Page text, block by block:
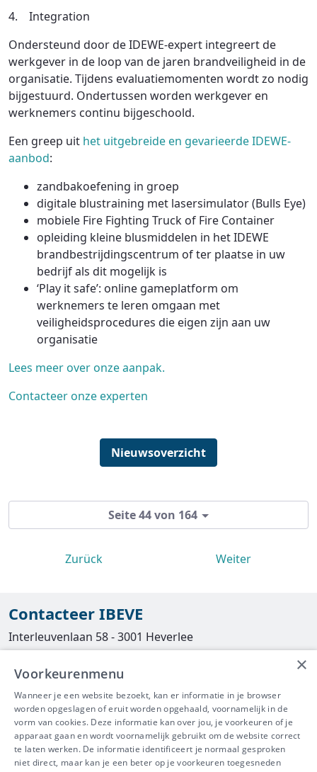
4. Integration
Ondersteund door de IDEWE-expert integreert de
werkgever in de loop van de jaren brandveiligheid in de
organisatie. Tijdens evaluatiemomenten wordt zo nodig
bijgestuurd. Ondertussen worden werkgever en
werknemers continu bijgeschoold.
Een greep uit het uitgebreide en gevarieerde IDEWE-
aanbod:
zandbakoefening in groep
digitale blustraining met lasersimulator (Bulls Eye)
mobiele Fire Fighting Truck of Fire Container
opleiding kleine blusmiddelen in het IDEWE
brandbestrijdingscentrum of ter plaatse in uw
bedrijf als dit mogelijk is
‘Play it safe’: online gameplatform om
werknemers te leren omgaan met
veiligheidsprocedures die eigen zijn aan uw
organisatie
Lees meer over onze aanpak.
Contacteer onze experten
Nieuwsoverzicht
Seite 44 von 164
Zurück Weiter
Contacteer IBEVE
Interleuvenlaan 58 - 3001 Heverlee
016/390490
info@ibeve.be
asbest@ibeve.be
Ondernemingsnummer: 0436 612 044
×
Voorkeurenmenu
Wanneer je een website bezoekt, kan er informatie in je browser
worden opgeslagen of eruit worden opgehaald, voornamelijk in de
vorm van cookies. Deze informatie kan over jou, je voorkeuren of je
apparaat gaan en wordt voornamelijk gebruikt om de website correct
te laten werken. De informatie identificeert je normaal gesproken
niet direct, maar kan je een beter op je voorkeuren toegesneden